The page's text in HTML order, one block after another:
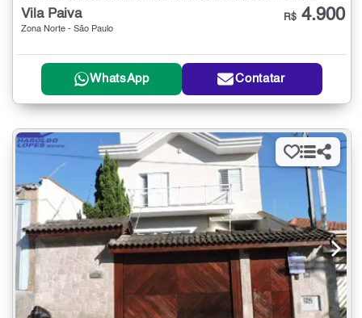
Vila Paiva
Zona Norte - São Paulo
R$ 4.900
WhatsApp Contatar